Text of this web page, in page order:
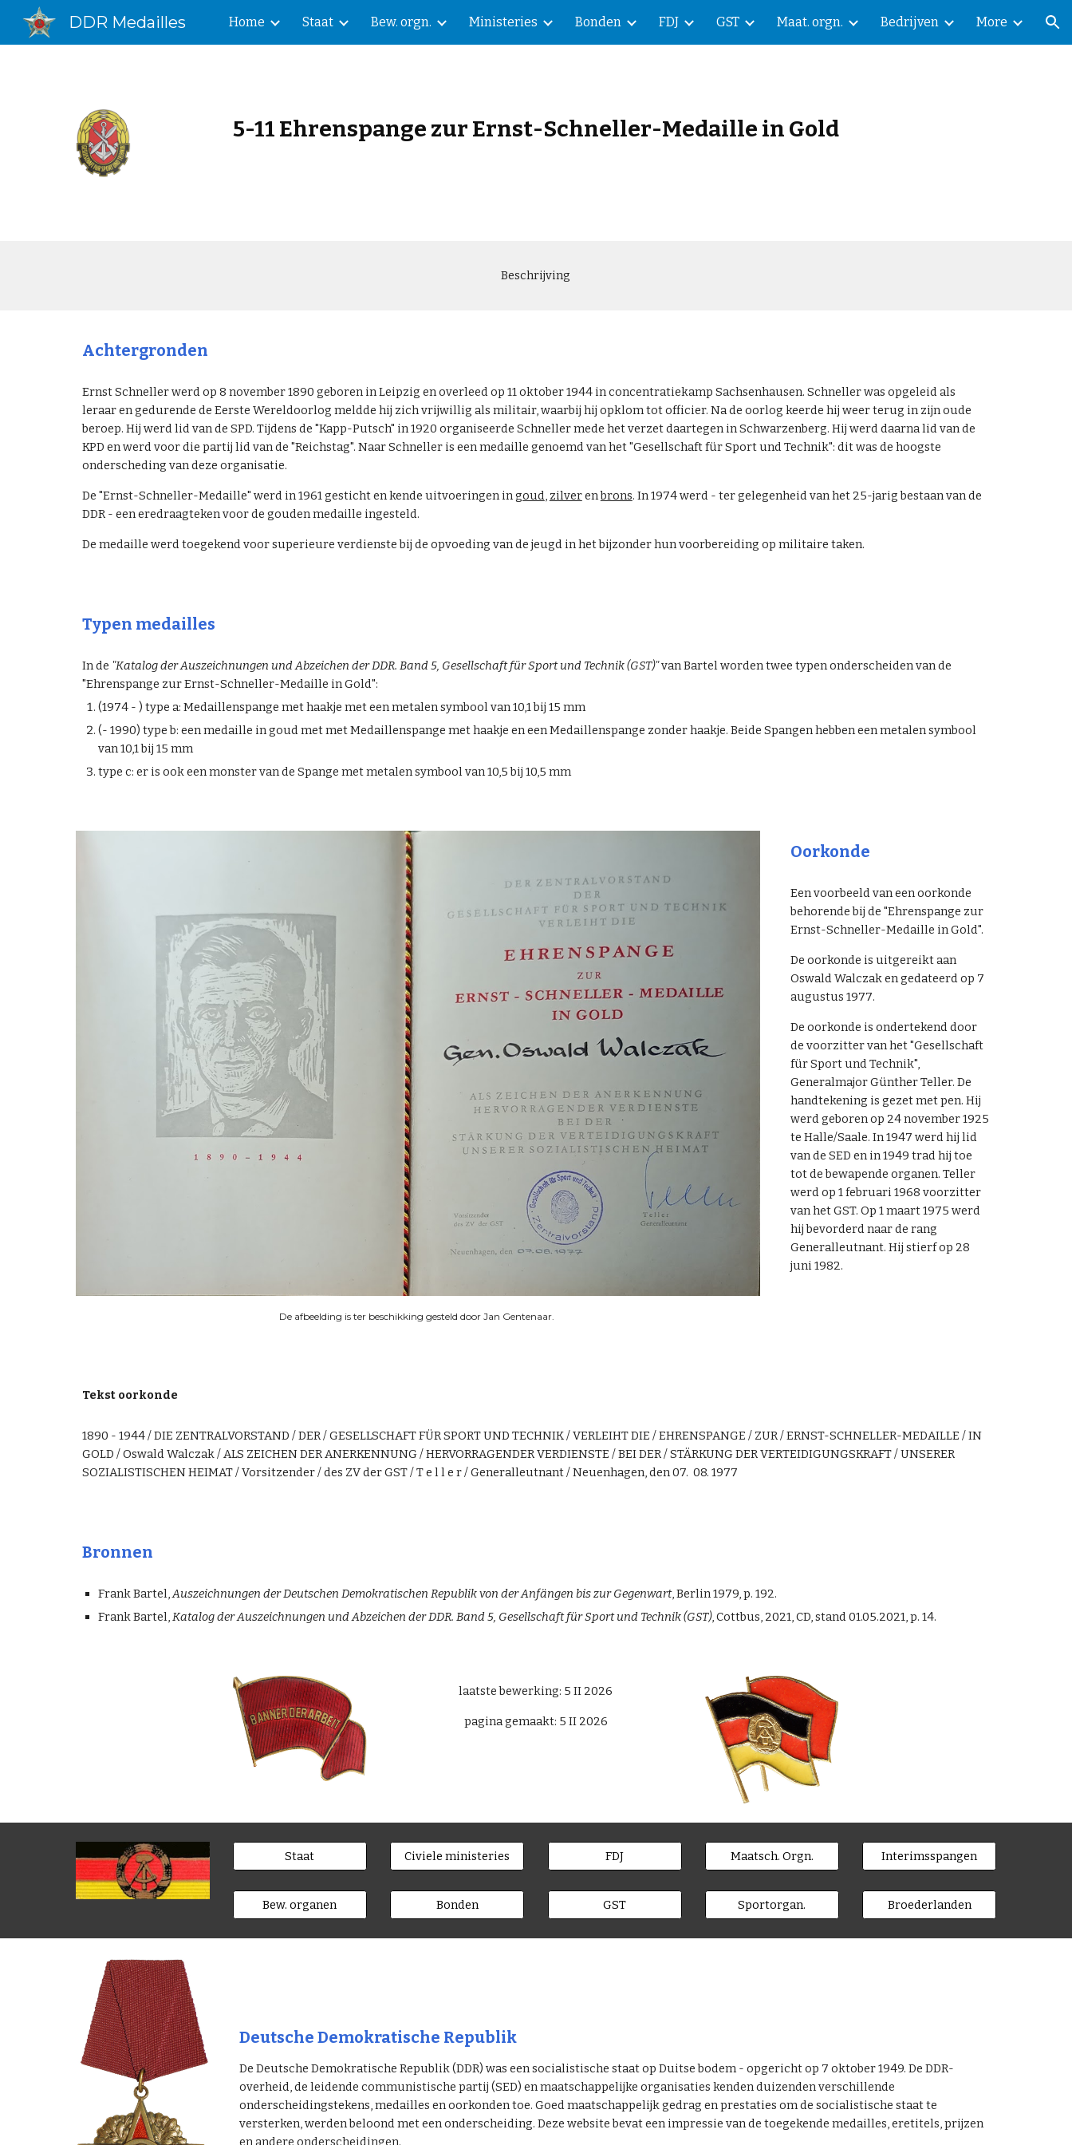
Skip to main content Skip to navigation
DDR Medailles Home Staat Bew. orgn. Ministeries Bonden FDJ GST Maat. orgn. Bedrijven More
5-11 Ehrenspange zur Ernst-Schneller-Medaille in Gold
Beschrijving
Achtergronden
Ernst Schneller werd op 8 november 1890 geboren in Leipzig en overleed op 11 oktober 1944 in concentratiekamp Sachsenhausen. Schneller was opgeleid als
leraar en gedurende de Eerste Wereldoorlog meldde hij zich vrijwillig als militair, waarbij hij opklom tot officier. Na de oorlog keerde hij weer terug in zijn oude
beroep. Hij werd lid van de SPD. Tijdens de "Kapp-Putsch" in 1920 organiseerde Schneller mede het verzet daartegen in Schwarzenberg. Hij werd daarna lid van de
KPD en werd voor die partij lid van de "Reichstag". Naar Schneller is een medaille genoemd van het "Gesellschaft für Sport und Technik": dit was de hoogste
onderscheding van deze organisatie.
De "Ernst-Schneller-Medaille" werd in 1961 gesticht en kende uitvoeringen ingoud, zilverenbrons. In 1974 werd - ter gelegenheid van het 25-jarig bestaan van de
DDR - een eredraagteken voor de gouden medaille ingesteld.
De medaille werd toegekend voor superieure verdienste bij de opvoeding van de jeugd in het bijzonder hun voorbereiding op militaire taken.
Typen medailles
In de "Katalog der Auszeichnungen und Abzeichen der DDR. Band 5, Gesellschaft für Sport und Technik (GST)"van Bartel wordentwee typen onderscheiden van de
"Ehrenspange zur Ernst-Schneller-Medaille in Gold":
(1974- ) type a: Medaillenspange met haakje met een metalen symbool van 10,1 bij 15 mm
(- 1990) type b: een medaille in goud met met Medaillenspange met haakje en eenMedaillenspange zonderhaakje. Beide Spangen hebben eenmetalen symbool
van 10,1 bij 15 mm
type c: er is ook een monster van de Spange met metalen symbool van 10,5 bij 10,5 mm
De afbeelding is ter beschikking gesteld door Jan Gentenaar.
Oorkonde
Een voorbeeld van een oorkonde
behorende bij de "Ehrenspange zur
Ernst-Schneller-Medaille in Gold".
De oorkonde is uitgereikt aan
Oswald Walczaken gedateerd op 7
augustus 1977.
De oorkonde is ondertekend door
de voorzitter van het "Gesellschaft
für Sport und Technik",
Generalmajor Günther Teller. De
handtekening is gezet met pen. Hij
werd geboren op 24 november 1925
te Halle/Saale. In 1947 werd hij lid
van de SED en in 1949 trad hij toe
tot de bewapende organen. Teller
werd op 1 februari 1968 voorzitter
van het GST. Op 1 maart 1975 werd
hij bevorderd naar de rang
Generalleutnant. Hij stierf op 28
juni 1982.
Tekst oorkonde
1890 - 1944 / DIE ZENTRALVORSTAND / DER / GESELLSCHAFT FÜR SPORT UND TECHNIK / VERLEIHT DIE / EHRENSPANGE / ZUR /ERNST-SCHNELLER-MEDAILLE / IN
GOLD / Oswald Walczak / ALS ZEICHEN DER ANERKENNUNG / HERVORRAGENDER VERDIENSTE / BEI DER / STÄRKUNG DER VERTEIDIGUNGSKRAFT / UNSERER
SOZIALISTISCHEN HEIMAT / Vorsitzender / des ZV der GST / T e l l e r /Generalleutnant / Neuenhagen,den 07. 08. 1977
Bronnen
Frank Bartel,Auszeichnungen der Deutschen Demokratischen Republik von der Anfängen bis zur Gegenwart, Berlin 1979, p. 192.
Frank Bartel,Katalog der Auszeichnungen und Abzeichen der DDR. Band 5, Gesellschaft für Sport und Technik (GST), Cottbus, 2021, CD, stand 01.05.2021, p. 14.
laatste bewerking: 5 II 2026
pagina gemaakt: 5 II 2026
Staat
Bew. organen
Civiele ministeries
Bonden
FDJ
GST
Maatsch. Orgn.
Sportorgan.
Interimsspangen
Broederlanden
Deutsche Demokratische Republik
De Deutsche Demokratische Republik (DDR) was een socialistische staat op Duitse bodem - opgericht op 7 oktober 1949. De DDR-
overheid, de leidende communistische partij (SED) en maatschappelijke organisaties kenden duizenden verschillende
onderscheidingstekens, medailles en oorkonden toe. Goed maatschappelijk gedrag en prestaties om de socialistische staat te
versterken, werden beloond met een onderscheiding. Deze website bevat een impressie van de toegekende medailles, eretitels, prijzen
en andere onderscheidingen.